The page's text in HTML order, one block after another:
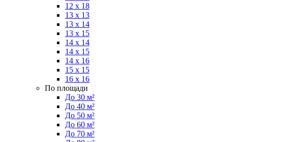
12 x 18
13 x 13
13 x 14
13 x 15
14 x 14
14 x 15
14 x 16
15 x 15
16 x 16
По площади
До 30 м²
До 40 м²
До 50 м²
До 60 м²
До 70 м²